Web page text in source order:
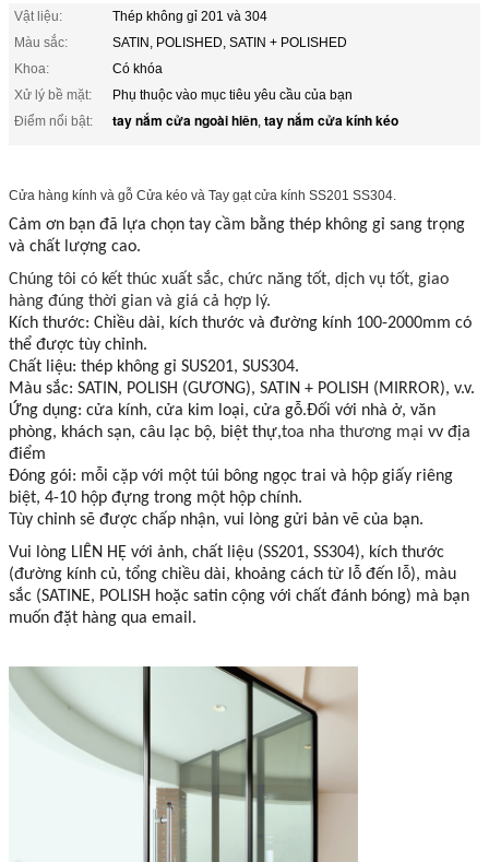
Vật liệu:
Thép không gỉ 201 và 304
Màu sắc:
SATIN, POLISHED, SATIN + POLISHED
Khoa:
Có khóa
Xử lý bề mặt:
Phụ thuộc vào mục tiêu yêu cầu của bạn
Điểm nổi bật:
tay nắm cửa ngoài hiên, tay nắm cửa kính kéo
Cửa hàng kính và gỗ Cửa kéo và Tay gạt cửa kính SS201 SS304.
Cảm ơn bạn đã lựa chọn tay cầm bằng thép không gỉ sang trọng
và chất lượng cao.
Chúng tôi có kết thúc xuất sắc, chức năng tốt, dịch vụ tốt, giao
hàng đúng thời gian và giá cả hợp lý.
Kích thước: Chiều dài, kích thước và đường kính 100-2000mm có
thể được tùy chỉnh.
Chất liệu: thép không gỉ SUS201, SUS304.
Màu sắc: SATIN, POLISH (GƯƠNG), SATIN + POLISH (MIRROR), v.v.
Ứng dụng: cửa kính, cửa kim loại, cửa gỗ.Đối với nhà ở, văn
phòng, khách sạn, câu lạc bộ, biệt thự,toa nha thương mại vv địa
điểm
Đóng gói: mỗi cặp với một túi bông ngọc trai và hộp giấy riêng
biệt, 4-10 hộp đựng trong một hộp chính.
Tùy chỉnh sẽ được chấp nhận, vui lòng gửi bản vẽ của bạn.
Vui lòng LIÊN HỆ với ảnh, chất liệu (SS201, SS304), kích thước
(đường kính củ, tổng chiều dài, khoảng cách từ lỗ đến lỗ), màu
sắc (SATINE, POLISH hoặc satin cộng với chất đánh bóng) mà bạn
muốn đặt hàng qua email.